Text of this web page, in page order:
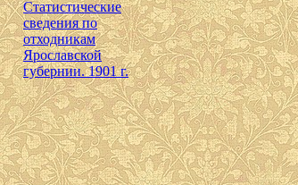
Cтатистические
сведения по
отходникам
Ярославской
губернии. 1901 г.